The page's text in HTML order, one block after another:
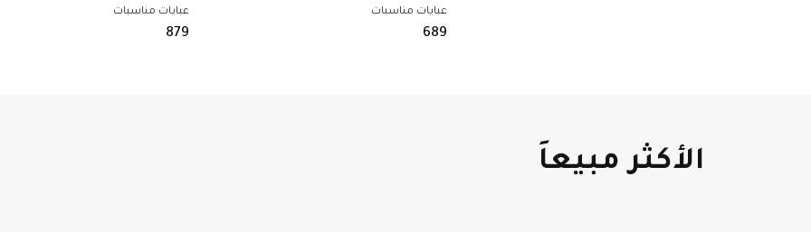
عبايات مناسبات
879
عبايات مناسبات
689
الأكثر مبيعاً